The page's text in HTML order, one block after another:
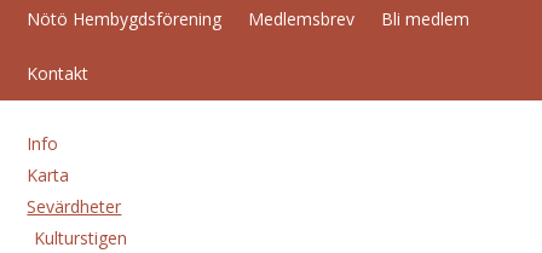
Nötö Hembygdsförening Medlemsbrev Bli medlem
Kontakt
Info
Karta
Sevärdheter
Kulturstigen